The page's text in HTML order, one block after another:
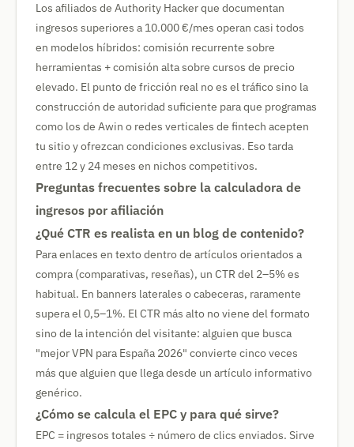
Los afiliados de Authority Hacker que documentan
ingresos superiores a 10.000 €/mes operan casi todos
en modelos híbridos: comisión recurrente sobre
herramientas + comisión alta sobre cursos de precio
elevado. El punto de fricción real no es el tráfico sino la
construcción de autoridad suficiente para que programas
como los de Awin o redes verticales de fintech acepten
tu sitio y ofrezcan condiciones exclusivas. Eso tarda
entre 12 y 24 meses en nichos competitivos.
Preguntas frecuentes sobre la calculadora de
ingresos por afiliación
¿Qué CTR es realista en un blog de contenido?
Para enlaces en texto dentro de artículos orientados a
compra (comparativas, reseñas), un CTR del 2–5% es
habitual. En banners laterales o cabeceras, raramente
supera el 0,5–1%. El CTR más alto no viene del formato
sino de la intención del visitante: alguien que busca
"mejor VPN para España 2026" convierte cinco veces
más que alguien que llega desde un artículo informativo
genérico.
¿Cómo se calcula el EPC y para qué sirve?
EPC = ingresos totales ÷ número de clics enviados. Sirve